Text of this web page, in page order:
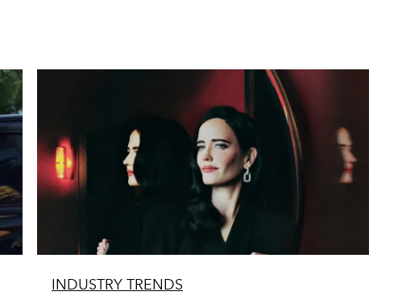
INDUSTRY TRENDS